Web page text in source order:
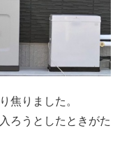
焦りました。
ろうとしたときがた